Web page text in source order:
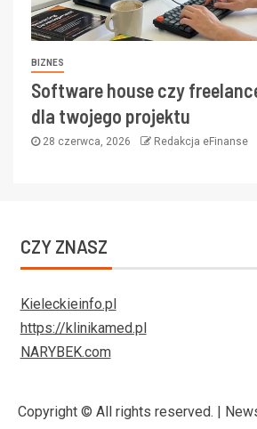
BIZNES
Software house czy
dla twojego projektu
28 czerwca, 2026 Redakcja eFinanse
CZY ZNASZ
Kieleckieinfo.pl
https://klinikamed.pl
NARYBEK.com
Copyright © All rights reserved. |